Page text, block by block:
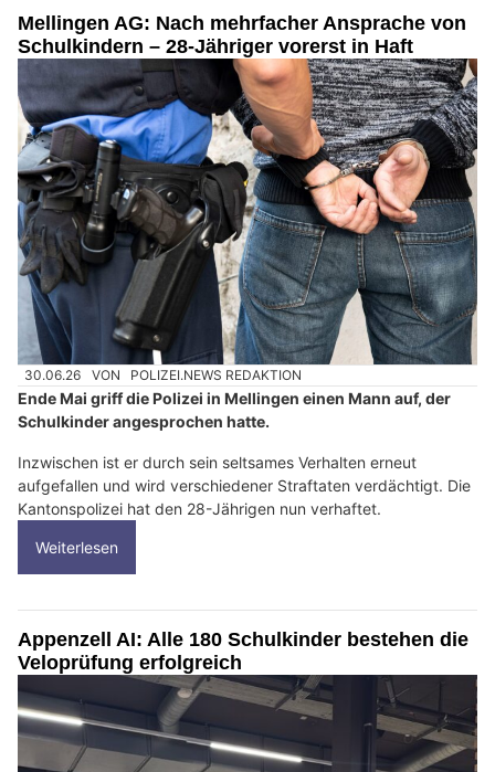
Mellingen AG: Nach mehrfacher Ansprache von
Schulkindern – 28-Jähriger vorerst in Haft
30.06.26 VON POLIZEI.NEWS REDAKTION
Ende Mai griff die Polizei in Mellingen einen Mann auf, der
Schulkinder angesprochen hatte.
Inzwischen ist er durch sein seltsames Verhalten erneut
aufgefallen und wird verschiedener Straftaten verdächtigt. Die
Kantonspolizei hat den 28-Jährigen nun verhaftet.
Weiterlesen
Appenzell AI: Alle 180 Schulkinder bestehen die
Veloprüfung erfolgreich